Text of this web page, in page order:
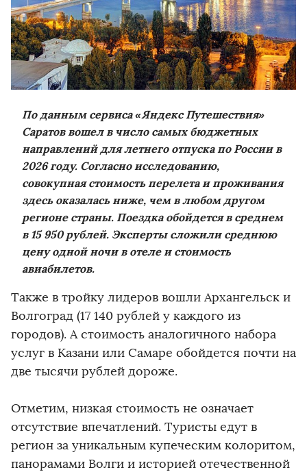
По данным сервиса «Яндекс Путешествия»
Саратов вошел в число самых бюджетных
направлений для летнего отпуска по России в
2026 году. Согласно исследованию,
совокупная стоимость перелета и проживания
здесь оказалась ниже, чем в любом другом
регионе страны. Поездка обойдется в среднем
в 15 950 рублей. Эксперты сложили среднюю
цену одной ночи в отеле и стоимость
авиабилетов.
Также в тройку лидеров вошли Архангельск и
Волгоград (17 140 рублей у каждого из
городов). А стоимость аналогичного набора
услуг в Казани или Самаре обойдется почти на
две тысячи рублей дороже.
Отметим, низкая стоимость не означает
отсутствие впечатлений. Туристы едут в
регион за уникальным купеческим колоритом,
панорамами Волги и историей отечественной